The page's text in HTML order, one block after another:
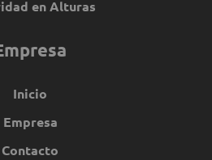
en Alturas
Inicio
Empresa
Contacto